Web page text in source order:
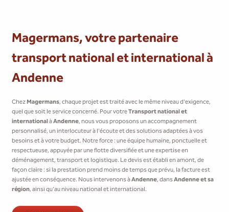
Magermans, votre partenaire
transport national et international à
Andenne
ChezMagermans, chaque projet est traité avec le même niveau d'exigence,
quel que soit le service concerné. Pour votreTransport national et
internationalàAndenne, nous vous proposons un accompagnement
personnalisé, un interlocuteur à l'écoute et des solutions adaptées à vos
besoins et à votre budget. Notre force : une équipe humaine, ponctuelle et
respectueuse, appuyée par une flotte diversifiée et une expertise en
déménagement, transport et logistique. Le devis est établi en amont, de
façon claire : si la prestation prend moins de temps que prévu, la facture est
ajustée en conséquence. Nous intervenons àAndenne, dansAndenne et sa
région, ainsi qu'au niveau national et international.